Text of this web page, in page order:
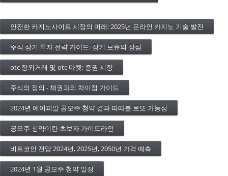
안전한 카지노사이트 시장의 미래: 2025년 온라인 카지노 기술 발전
주식 장기 투자 전략 가이드: 장기 보유의 장점
otc 장외거래 및 otc 마켓: 증권 시장
주식의 정의 - 채권과의 차이점 가이드
2024년 에이피알 공모주 청약 결과 따따블 로또 가능성
공모주 청약이란 초보자 가이드라인
비트코인 전망 2024년, 2025년, 2050년 가격 예측
2024년 1월 공모주 청약 일정